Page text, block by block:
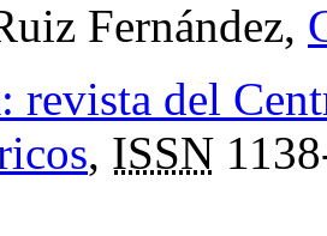
Fernández,
revista del
, ISSN